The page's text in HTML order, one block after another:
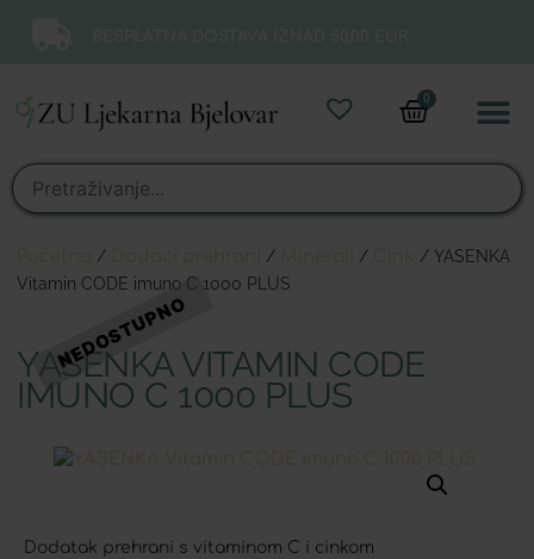
0
/ / /
/ YASENKA
Vitamin CODE imuno C 1000 PLUS
YASENKA VITAMIN CODE
IMUNO C 1000 PLUS
Dodatak prehrani s vitaminom C i cinkom